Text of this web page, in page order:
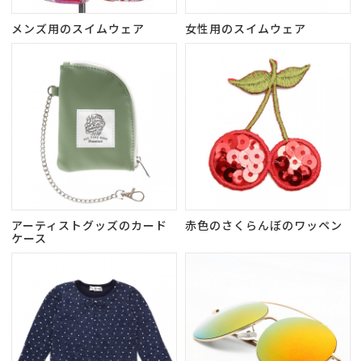
メンズ用のスイムウェア 女性用のスイムウェア
アーティストグッズのカード
ケース
赤色のさくらんぼのワッペン